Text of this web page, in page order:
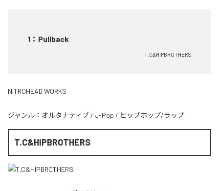
1 ： Pullback
T.C&HIPBROTHERS
NITROHEAD WORKS
ジャンル： オルタナティブ / J-Pop / ヒップホップ/ラップ
T.C&HIPBROTHERS